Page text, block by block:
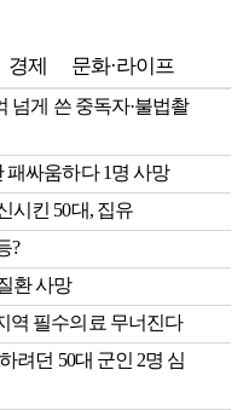
경제 문화·라이프
넘게 쓴 중독자·불법촬
패싸움하다 1명 사망
시킨 50대, 집유
?
환 사망
역 필수의료 무너진다
려던 50대 군인 2명 심